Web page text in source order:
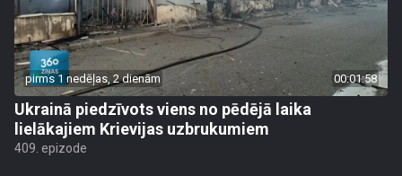
pirms 1 nedēļas, 2 dienām 00:01:58
Ukrainā piedzīvots viens no pēdējā laika
lielākajiem Krievijas uzbrukumiem
409. epizode